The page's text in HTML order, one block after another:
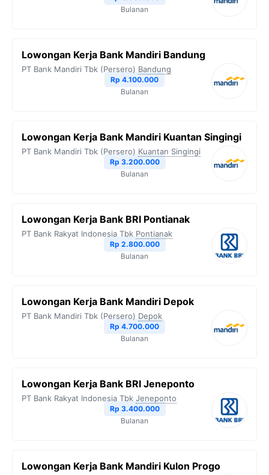
Bulanan
Lowongan Kerja Bank Mandiri Bandung
PT Bank Mandiri Tbk (Persero) Bandung
Rp 4.100.000
Bulanan
Lowongan Kerja Bank Mandiri Kuantan Singingi
PT Bank Mandiri Tbk (Persero) Kuantan Singingi
Rp 3.200.000
Bulanan
Lowongan Kerja Bank BRI Pontianak
PT Bank Rakyat Indonesia Tbk Pontianak
Rp 2.800.000
Bulanan
Lowongan Kerja Bank Mandiri Depok
PT Bank Mandiri Tbk (Persero) Depok
Rp 4.700.000
Bulanan
Lowongan Kerja Bank BRI Jeneponto
PT Bank Rakyat Indonesia Tbk Jeneponto
Rp 3.400.000
Bulanan
Lowongan Kerja Bank Mandiri Kulon Progo